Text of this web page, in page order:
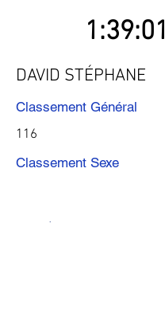
1:39:01
DAVID STÉPHANE
Classement Général
116
Classement Sexe
Précédent